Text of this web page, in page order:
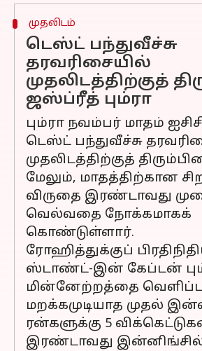
முதலிடம்
டெஸ்ட் பந்துவீச்சு
தரவரிசையில்
முதலிடத்திற்குத்
ஜஸ்ப்ரீத் பும்ரா
பும்ரா நவம்பர் மாதம்
டெஸ்ட் பந்துவீச்சு
முதலிடத்திற்குத்
மேலும், மாதத்திற்கான
விருதை இரண்டாவது
வெல்வதை நோக்கமாகக்
கொண்டுள்ளார்.
ரோஹித்துக்குப்
ஸ்டாண்ட்-இன் கேப்டன்
மின்னேற்றத்தை
மறக்கமுடியாத முதல்
ரன்களுக்கு 5
இரண்டாவது இன்னிங்சில்